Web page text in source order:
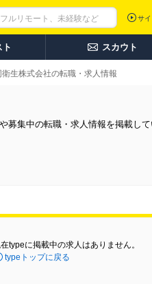
サ
ト スカウト
衛生株式会社の転職・求人情報
募集中の転職・求人情報を掲載し
typeに掲載中の求人はありません。
typeトップに戻る